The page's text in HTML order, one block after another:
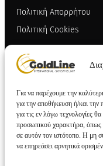
Για να παρέχουμε την
για την αποθήκευση ή/και
για τις εν λόγω τεχνολογίες
προσωπικού χαρακτήρα, όπως
σε αυτόν τον ιστότοπο. Η μη
να επηρεάσει αρνητικά
Πολιτική Απορρήτου
Πολιτική Cookies
ΕΠΙΚΟΙΝΩΝΙΑ
ΒΙ.ΠΕ.Θ.
2310 714000
SOCIAL